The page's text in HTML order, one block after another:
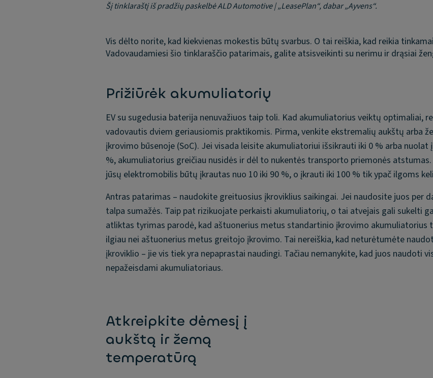
Šį tinklaraštį iš pradžių paskelbė ALD Automotive | „LeasePlan“, dabar „Ayvens“.
Vis dėlto norite, kad kiekvienas mokestis būtų svarbus. O tai reiškia, kad reikia
Vadovaudamiesi šio tinklaraščio patarimais, galite atsisveikinti su nerimu ir drąsiai
Prižiūrėk akumuliatorių
EV su sugedusia baterija nenuvažiuos taip toli. Kad akumuliatorius veiktų optimaliai,
vadovautis dviem geriausiomis praktikomis. Pirma, venkite ekstremalių aukštų arba
įkrovimo būsenoje (SoC). Jei visada leisite akumuliatoriui išsikrauti iki 0 % arba nuolat
%, akumuliatorius greičiau nusidės ir dėl to nukentės transporto priemonės atstumas.
jūsų elektromobilis būtų įkrautas nuo 10 iki 90 %, o įkrauti iki 100 % tik ypač ilgoms
Antras patarimas – naudokite greituosius įkroviklius saikingai. Jei naudosite juos per
talpa sumažės. Taip pat rizikuojate perkaisti akumuliatorių, o tai atvejais gali sukelti
atliktas tyrimas parodė, kad aštuonerius metus standartinio įkrovimo akumuliatorius
ilgiau nei aštuonerius metus greitojo įkrovimo. Tai nereiškia, kad neturėtumėte
įkroviklio – jie vis tiek yra nepaprastai naudingi. Tačiau nemanykite, kad juos naudoti
nepažeisdami akumuliatoriaus.
Atkreipkite dėmesį į
aukštą ir žemą
temperatūrą